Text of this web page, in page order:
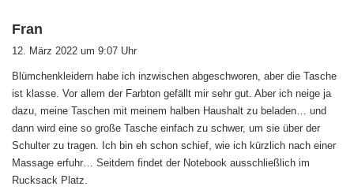
Fran
t
:
12. März 2022 um 9:07 Uhr
Blümchenkleidern habe ich inzwischen abgeschworen, aber die Tasche
ist klasse. Vor allem der Farbton gefällt mir sehr gut. Aber ich neige ja
dazu, meine Taschen mit meinem halben Haushalt zu beladen… und
dann wird eine so große Tasche einfach zu schwer, um sie über der
Schulter zu tragen. Ich bin eh schon schief, wie ich kürzlich nach einer
Massage erfuhr… Seitdem findet der Notebook ausschließlich im
Rucksack Platz.